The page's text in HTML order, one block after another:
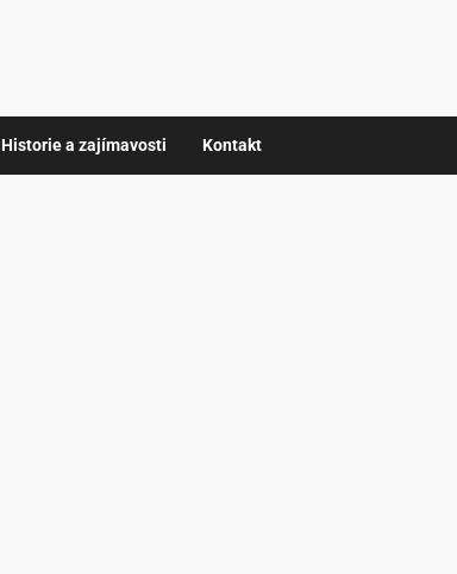
Historie a zajímavosti Kontakt